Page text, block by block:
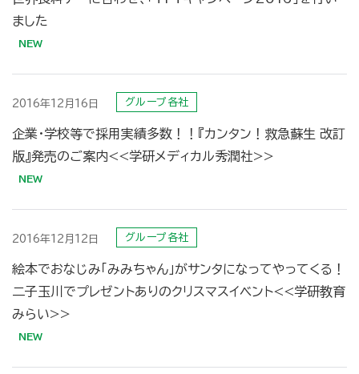
ました
2016年12月16日 グループ各社
企業・学校等で採用実績多数！！『カンタン！救急蘇生 改訂
版』発売のご案内<<学研メディカル秀潤社>>
2016年12月12日 グループ各社
絵本でおなじみ「みみちゃん」がサンタになってやってくる！
二子玉川でプレゼントありのクリスマスイベント<<学研教育
みらい>>